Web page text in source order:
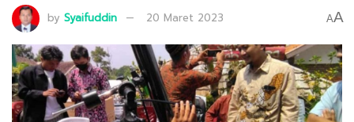
by Syaifuddin 20 Maret 2023 AA